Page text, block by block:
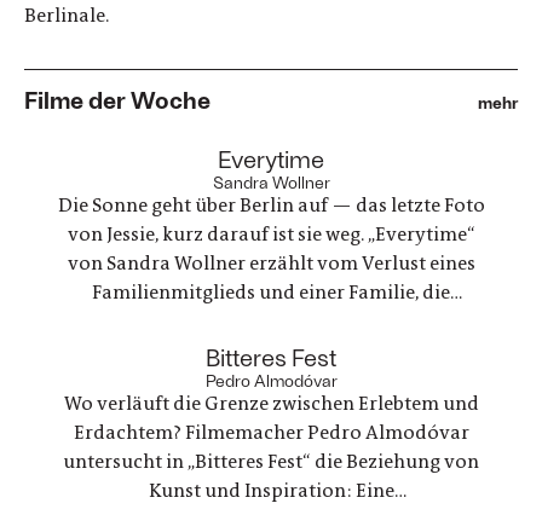
Berlinale.
Filme der Woche mehr
Everytime
Sandra Wollner
Die Sonne geht über Berlin auf — das letzte Foto
von Jessie, kurz darauf ist sie weg. „Everytime“
von Sandra Wollner erzählt vom Verlust eines
Familienmitglieds und einer Familie, die
ungewöhnlicher Familienurlaub wird zu einem
Spannungsfeld zwischen Trauer, Erinnerungen
und einer Welt, die nie innehält.
Bitteres Fest
Pedro Almodóvar
Wo verläuft die Grenze zwischen Erlebtem und
Erdachtem? Filmemacher Pedro Almodóvar
untersucht in „Bitteres Fest“ die Beziehung von
Kunst und Inspiration: Eine